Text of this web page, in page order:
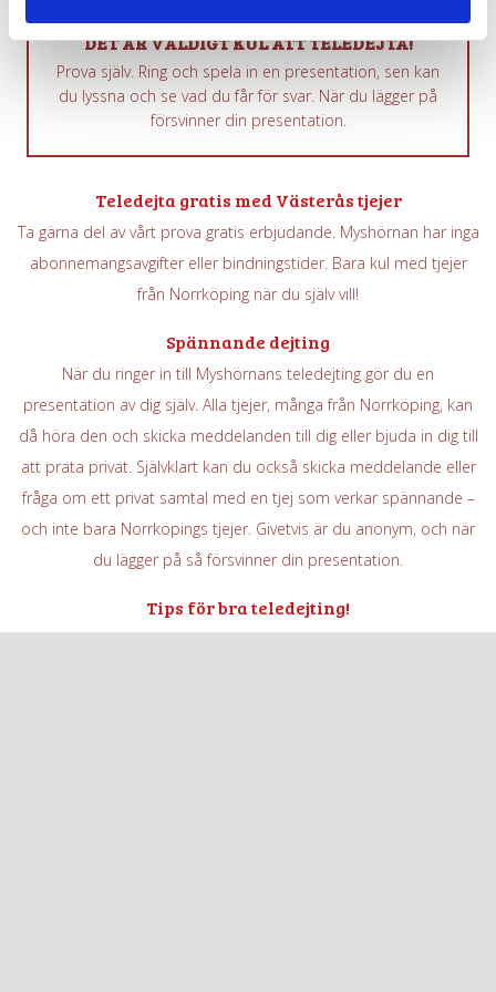
DET ÄR VÄLDIGT KUL ATT TELEDEJTA!
Prova själv. Ring och spela in en presentation, sen kan
du lyssna och se vad du får för svar. När du lägger på
försvinner din presentation.
Teledejta gratis med Västerås tjejer
Ta gärna del av vårt prova gratis erbjudande. Myshörnan har inga
abonnemangsavgifter eller bindningstider. Bara kul med tjejer
från Norrköping när du själv vill!
Spännande dejting
När du ringer in till Myshörnans teledejting gör du en
presentation av dig själv. Alla tjejer, många från Norrköping, kan
då höra den och skicka meddelanden till dig eller bjuda in dig till
att prata privat. Självklart kan du också skicka meddelande eller
fråga om ett privat samtal med en tjej som verkar spännande –
och inte bara Norrköpings tjejer. Givetvis är du anonym, och när
du lägger på så försvinner din presentation.
Tips för bra teledejting!
Om du gör en spännande, trevlig och attraktiv presentation så